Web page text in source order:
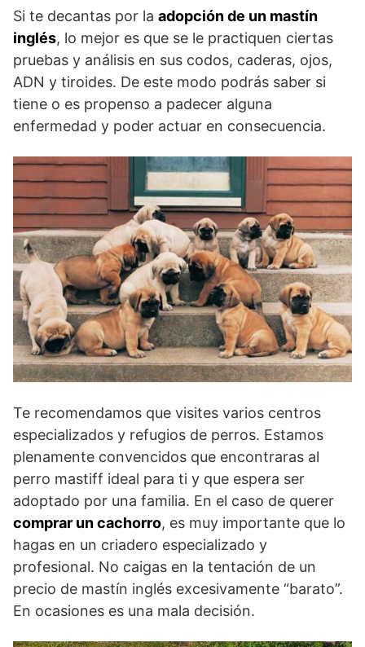
Si te decantas por la adopción de un mastín
inglés, lo mejor es que se le practiquen ciertas
pruebas y análisis en sus codos, caderas, ojos,
ADN y tiroides. De este modo podrás saber si
tiene o es propenso a padecer alguna
enfermedad y poder actuar en consecuencia.
Te recomendamos que visites varios centros
especializados y refugios de perros. Estamos
plenamente convencidos que encontraras al
perro mastiff ideal para ti y que espera ser
adoptado por una familia. En el caso de querer
comprar un cachorro, es muy importante que lo
hagas en un criadero especializado y
profesional. No caigas en la tentación de un
precio de mastín inglés excesivamente “barato”.
En ocasiones es una mala decisión.